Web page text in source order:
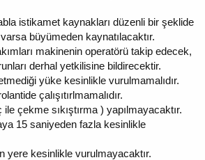
istikamet kaynakları düzenli bir şeklide
büyümeden kaynatılacaktır.
makinenin operatörü takip edecek,
derhal yetkilisine bildirecektir.
yüke kesinlikle vurulmamalıdır.
çalışıtırlmamalıdır.
ile çekme sıkıştırma ) yapılmayacaktır.
15 saniyeden fazla kesinlikle
yere kesinlikle vurulmayacaktır.